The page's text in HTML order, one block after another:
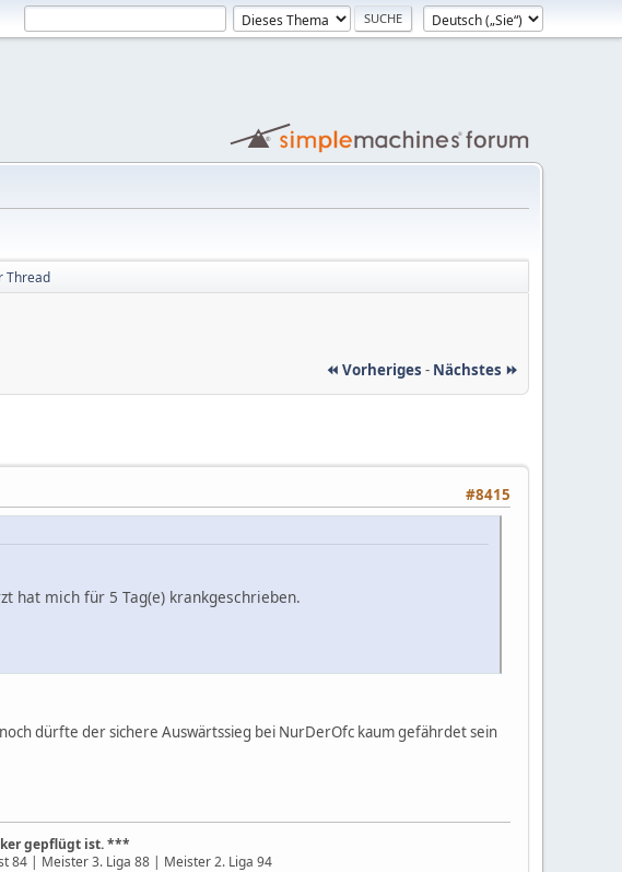
Thread
⏪ Vorheriges - Nächstes ⏩
#8415
hat mich für 5 Tag(e) krankgeschrieben.
dürfte der sichere Auswärtssieg bei NurDerOfc kaum gefährdet sein
gepflügt ist. ***
84 | Meister 3. Liga 88 | Meister 2. Liga 94